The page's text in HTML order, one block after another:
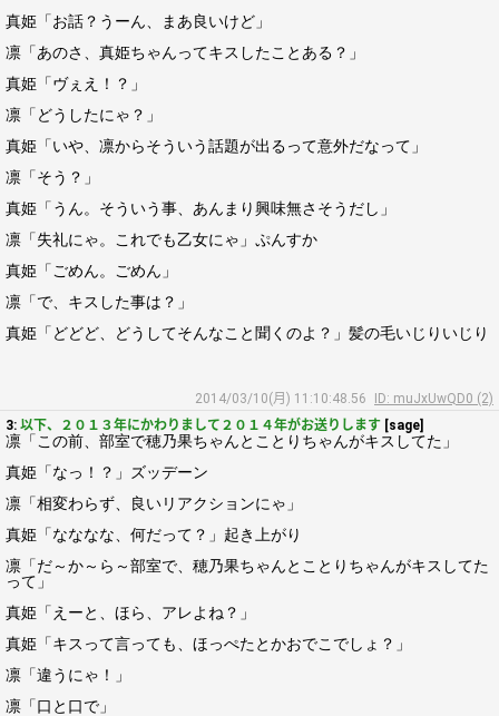
真姫「お話？うーん、まあ良いけど」
凛「あのさ、真姫ちゃんってキスしたことある？」
真姫「ヴぇえ！？」
凛「どうしたにゃ？」
真姫「いや、凛からそういう話題が出るって意外だなって」
凛「そう？」
真姫「うん。そういう事、あんまり興味無さそうだし」
凛「失礼にゃ。これでも乙女にゃ」ぷんすか
真姫「ごめん。ごめん」
凛「で、キスした事は？」
真姫「どどど、どうしてそんなこと聞くのよ？」髪の毛いじりいじり
2014/03/10(月) 11:10:48.56
ID: muJxUwQD0 (2)
3: 以下、２０１３年にかわりまして２０１４年がお送りします [sage]
凛「この前、部室で穂乃果ちゃんとことりちゃんがキスしてた」
真姫「なっ！？」ズッデーン
凛「相変わらず、良いリアクションにゃ」
真姫「なななな、何だって？」起き上がり
凛「だ～か～ら～部室で、穂乃果ちゃんとことりちゃんがキスしてた
って」
真姫「えーと、ほら、アレよね？」
真姫「キスって言っても、ほっぺたとかおでこでしょ？」
凛「違うにゃ！」
凛「口と口で」